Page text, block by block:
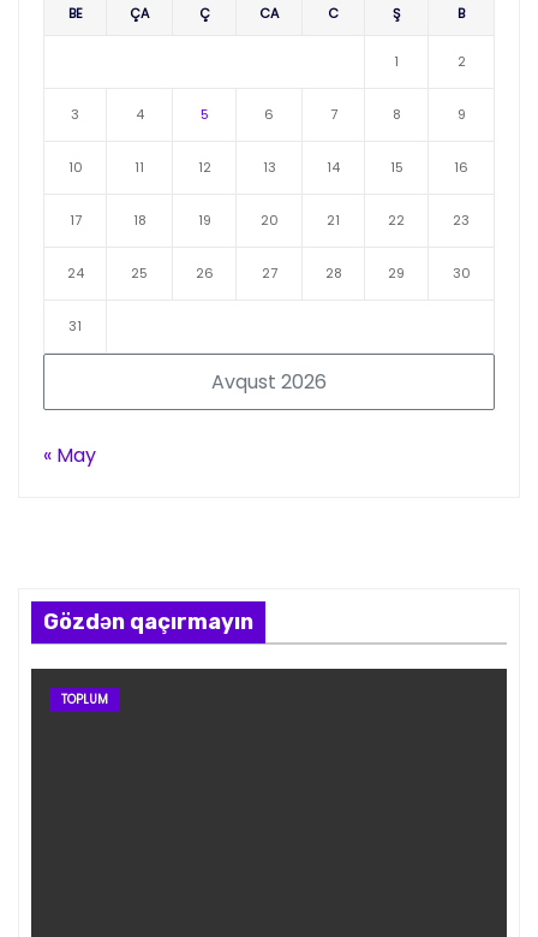
Avqust 2026
BE ÇA Ç CA C Ş B
1 2
3 4 5 6 7 8 9
10 11 12 13 14 15 16
17 18 19 20 21 22 23
24 25 26 27 28 29 30
31
« May
Gözdən qaçırmayın
TOPLUM